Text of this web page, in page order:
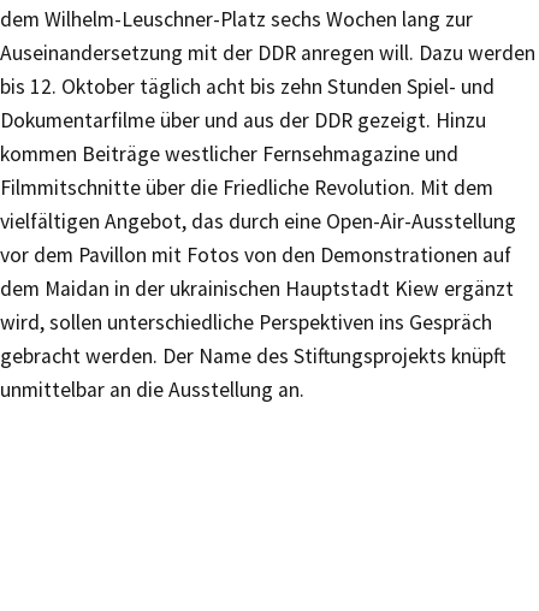
dem Wilhelm-Leuschner-Platz sechs Wochen lang zur
Auseinandersetzung mit der DDR anregen will. Dazu werden
bis 12. Oktober täglich acht bis zehn Stunden Spiel- und
Dokumentarfilme über und aus der DDR gezeigt. Hinzu
kommen Beiträge westlicher Fernsehmagazine und
Filmmitschnitte über die Friedliche Revolution. Mit dem
vielfältigen Angebot, das durch eine Open-Air-Ausstellung
vor dem Pavillon mit Fotos von den Demonstrationen auf
dem Maidan in der ukrainischen Hauptstadt Kiew ergänzt
wird, sollen unterschiedliche Perspektiven ins Gespräch
gebracht werden. Der Name des Stiftungsprojekts knüpft
unmittelbar an die Ausstellung an.